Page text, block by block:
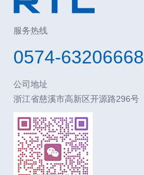
服务热线
0574-63206668
公司地址
浙江省慈溪市高新区开源路296号